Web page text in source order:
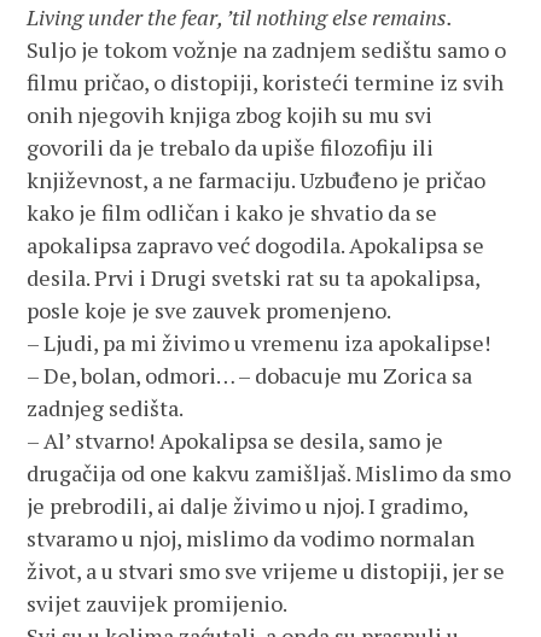
Living under the fear, ’til nothing else remains.
Suljo je tokom vožnje na zadnjem sedištu samo o
filmu pričao, o distopiji, koristeći termine iz svih
onih njegovih knjiga zbog kojih su mu svi
govorili da je trebalo da upiše filozofiju ili
književnost, a ne farmaciju. Uzbuđeno je pričao
kako je film odličan i kako je shvatio da se
apokalipsa zapravo već dogodila. Apokalipsa se
desila. Prvi i Drugi svetski rat su ta apokalipsa,
posle koje je sve zauvek promenjeno.
– Ljudi, pa mi živimo u vremenu iza apokalipse!
– De, bolan, odmori… – dobacuje mu Zorica sa
zadnjeg sedišta.
– Al’ stvarno! Apokalipsa se desila, samo je
drugačija od one kakvu zamišljaš. Mislimo da smo
je prebrodili, ai dalje živimo u njoj. I gradimo,
stvaramo u njoj, mislimo da vodimo normalan
život, a u stvari smo sve vrijeme u distopiji, jer se
svijet zauvijek promijenio.